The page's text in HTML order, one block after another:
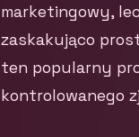
marketingowy,
zaskakująco
ten popularny
kontrolowanego